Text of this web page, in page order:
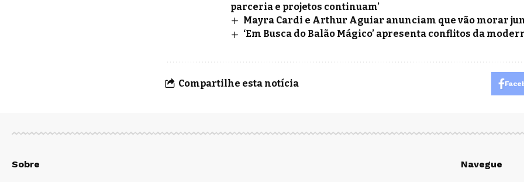
parceria e projetos continuam’
Mayra Cardi e Arthur Aguiar anunciam que vão morar
‘Em Busca do Balão Mágico’ apresenta conflitos da
Compartilhe esta notícia
Sobre Navegue